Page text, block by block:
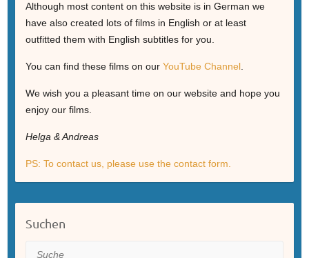
Although most content on this website is in German we
have also created lots of films in English or at least
outfitted them with English subtitles for you.
You can find these films on our YouTube Channel.
We wish you a pleasant time on our website and hope you
enjoy our films.
Helga & Andreas
PS: To contact us, please use the contact form.
Suchen
Suche